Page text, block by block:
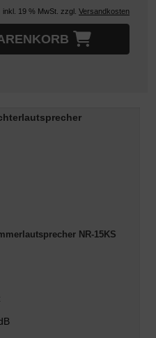
inkl. 19 % MwSt. zzgl. Versandkosten
NR-15KS